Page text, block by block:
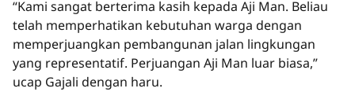
“Kami sangat berterima kasih kepada Aji Man. Beliau
telah memperhatikan kebutuhan warga dengan
memperjuangkan pembangunan jalan lingkungan
yang representatif. Perjuangan Aji Man luar biasa,”
ucap Gajali dengan haru.